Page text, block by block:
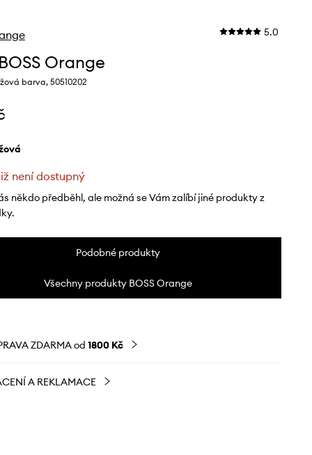
5.0
Orange
barva, 50510202
není dostupný
někdo předběhl, ale možná se Vám zalíbí jiné produkty z
Podobné produkty
Všechny produkty BOSS Orange
ZDARMA od 1800 Kč
A REKLAMACE